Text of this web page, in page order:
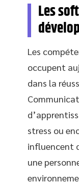
Les
Les
occupent
dans la
stress ou
influencent
une